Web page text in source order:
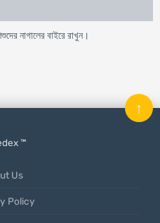
নাগালের বাইরে রাখুন।
™
Us
Policy
↑